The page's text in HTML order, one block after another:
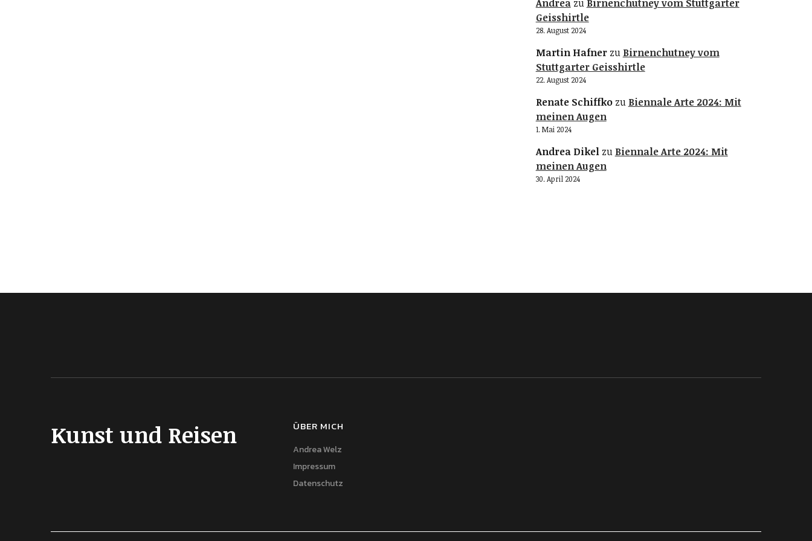
Andreazu Birnenchutney vom Stuttgarter
Geisshirtle
28. August 2024
Martin Hafnerzu Birnenchutney vom
Stuttgarter Geisshirtle
22. August 2024
Renate Schiffkozu Biennale Arte 2024: Mit
meinen Augen
1. Mai 2024
Andrea Dikelzu Biennale Arte 2024: Mit
meinen Augen
30. April 2024
Kunst und Reisen ÜBER MICH
Andrea Welz
Impressum
Datenschutz